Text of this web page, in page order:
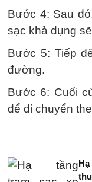
Bước 4: Sau
sạc khả dụng
Bước 5: Tiếp
đường.
Bước 6: Cuối
để di chuyển